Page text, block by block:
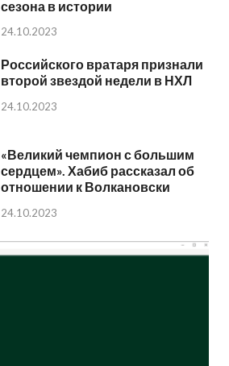
сезона в истории
24.10.2023
Российского вратаря признали
второй звездой недели в НХЛ
24.10.2023
«Великий чемпион с большим
сердцем». Хабиб рассказал об
отношении к Волкановски
24.10.2023